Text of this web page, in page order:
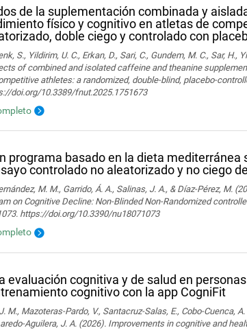
de la suplementación combinada y
físico y cognitivo en atletas de
doble ciego y controlado con
S., Yildirim, U. C., Erkan, D., Sari, C., Gundem, M. C., Sar, H.,
of combined and isolated caffeine and theanine
athletes: a randomized, double-blind, placebo-
doi.org/10.3389/fnut.2025.1751673
programa basado en la dieta mediterránea
controlado no aleatorizado y no ciego
M. M., Garrido, Á. A., Salinas, J. A., & Díaz-Pérez, M.
on Cognitive Decline: Non-Blinded Non-Randomized
https://doi.org/10.3390/nu18071073
evaluación cognitiva y de salud en
cognitivo con la app CogniFit
M., Mazoteras-Pardo, V., Santacruz-Salas, E., Cobo-Cuenca,
Aguilera, J. A. (2026). Improvements in cognitive and